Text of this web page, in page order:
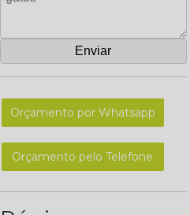
Orçamento por Whatsapp
Orçamento pelo Telefone